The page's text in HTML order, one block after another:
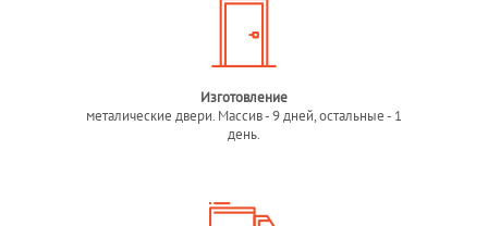
Изготовление
металические двери. Массив - 9 дней, остальные - 1
день.